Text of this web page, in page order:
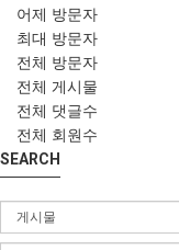
어제 방문자
최대 방문자
전체 방문자
전체 게시물
전체 댓글수
전체 회원수
SEARCH